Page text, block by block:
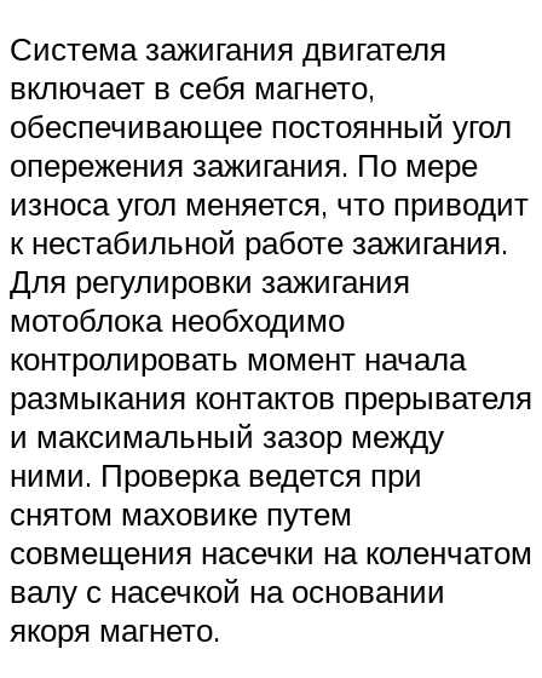
Система зажигания двигателя
включает в себя магнето,
обеспечивающее постоянный угол
опережения зажигания. По мере
износа угол меняется, что приводит
к нестабильной работе зажигания.
Для регулировки зажигания
мотоблока необходимо
контролировать момент начала
размыкания контактов прерывателя
и максимальный зазор между
ними. Проверка ведется при
снятом маховике путем
совмещения насечки на коленчатом
валу с насечкой на основании
якоря магнето.